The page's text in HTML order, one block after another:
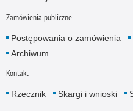
Zamówienia publiczne
Postępowania o zamówienia
Archiwum
Kontakt
Rzecznik Skargi i wnioski